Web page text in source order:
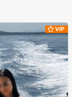
VIP